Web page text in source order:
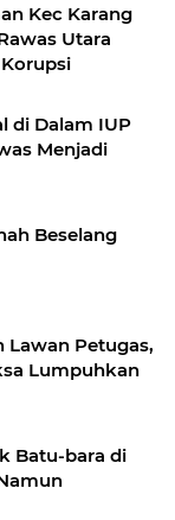
Kec Karang
Utara
di Dalam IUP
Menjadi
Beselang
Lawan Petugas,
Lumpuhkan
Batu-bara di